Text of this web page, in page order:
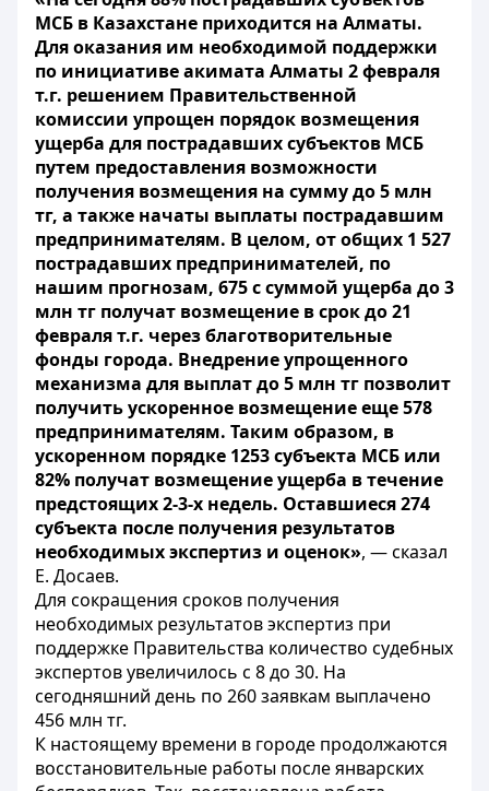
МСБ в Казахстане приходится на Алматы.
Для оказания им необходимой поддержки
по инициативе акимата Алматы 2 февраля
т.г. решением Правительственной
комиссии упрощен порядок возмещения
ущерба для пострадавших субъектов МСБ
путем предоставления возможности
получения возмещения на сумму до 5 млн
тг, а также начаты выплаты пострадавшим
предпринимателям. В целом, от общих 1 527
пострадавших предпринимателей, по
нашим прогнозам, 675 с суммой ущерба до 3
млн тг получат возмещение в срок до 21
февраля т.г. через благотворительные
фонды города. Внедрение упрощенного
механизма для выплат до 5 млн тг позволит
получить ускоренное возмещение еще 578
предпринимателям. Таким образом, в
ускоренном порядке 1253 субъекта МСБ или
82% получат возмещение ущерба в течение
предстоящих 2-3-х недель. Оставшиеся 274
субъекта после получения результатов
необходимых экспертиз и оценок», — сказал
Е. Досаев.
Для сокращения сроков получения
необходимых результатов экспертиз при
поддержке Правительства количество судебных
экспертов увеличилось с 8 до 30. На
сегодняшний день по 260 заявкам выплачено
456 млн тг.
К настоящему времени в городе продолжаются
восстановительные работы после январских